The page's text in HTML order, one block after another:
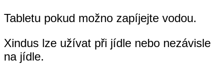
Tabletu pokud možno zapíjejte vodou.
Xindus lze užívat při jídle nebo nezávisle
na jídle.